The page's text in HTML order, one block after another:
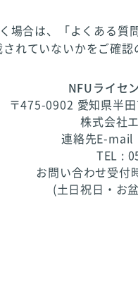
場合は、「 よくある質
されていないかをご確認
NFUライセ
〒475-0902 愛知県半
株式会社
連絡先E-mail
TEL :
お問い合わせ受付
(土日祝日・お